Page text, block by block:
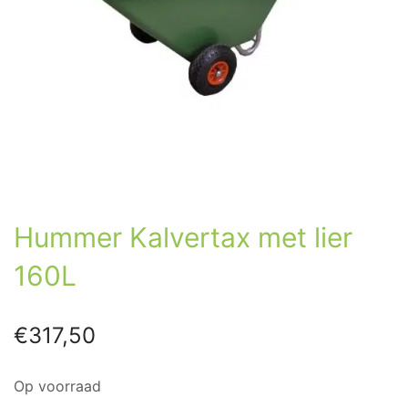
Hummer Kalvertax met lier
160L
€317,50
Op voorraad